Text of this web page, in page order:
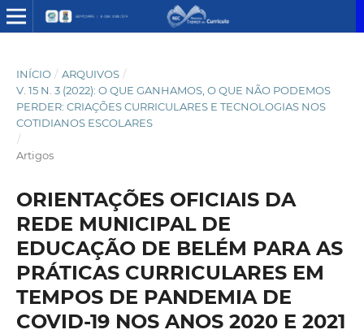
INÍCIO / ARQUIVOS /
V. 15 N. 3 (2022): O QUE GANHAMOS, O QUE NÃO PODEMOS
PERDER: CRIAÇÕES CURRICULARES E TECNOLOGIAS NOS
COTIDIANOS ESCOLARES
/
Artigos
ORIENTAÇÕES OFICIAIS DA
REDE MUNICIPAL DE
EDUCAÇÃO DE BELÉM PARA AS
PRÁTICAS CURRICULARES EM
TEMPOS DE PANDEMIA DE
COVID-19 NOS ANOS 2020 E 2021